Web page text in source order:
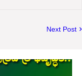
Next Post